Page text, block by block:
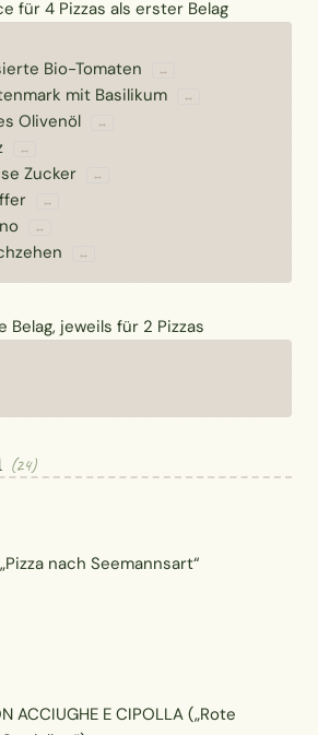
für 4 Pizzas als erster Belag
Bio-Tomaten ↔
mit Basilikum ↔
Olivenöl ↔
↔
Zucker ↔
↔
↔
↔
Belag, jeweils für 2 Pizzas
(24)
nach Seemannsart“
ACCIUGHE E CIPOLLA („Rote